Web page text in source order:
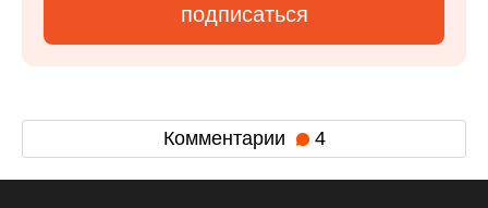
подписаться
Комментарии 4